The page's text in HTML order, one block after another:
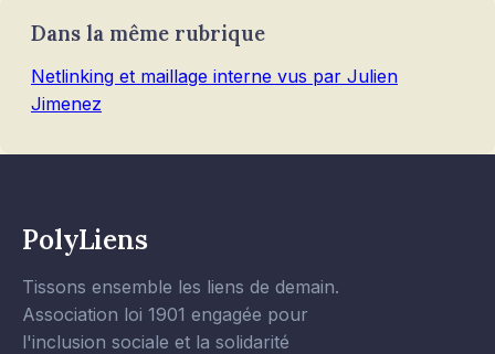
Dans la même rubrique
Netlinking et maillage interne vus par Julien
Jimenez
PolyLiens
Tissons ensemble les liens de demain.
Association loi 1901 engagée pour
l'inclusion sociale et la solidarité